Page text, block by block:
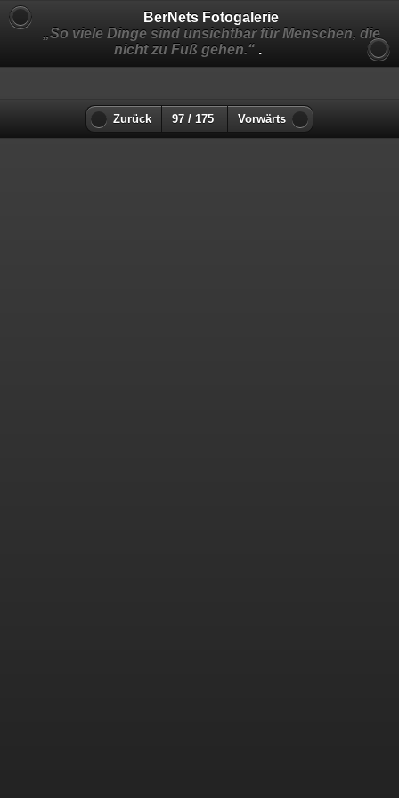
BerNets Fotogalerie
„So viele Dinge sind unsichtbar für Menschen, die
nicht zu Fuß gehen.“ .
Zurück 97 / 175 Vorwärts